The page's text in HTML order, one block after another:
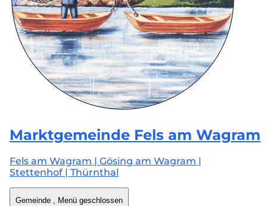
Marktgemeinde Fels am Wagram
Fels am Wagram | Gösing am Wagram |
Stettenhof | Thürnthal
Gemeinde , Menü geschlossen